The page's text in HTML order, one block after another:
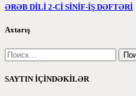
ƏRƏB DİLİ 2-Cİ SİNİF-İŞ DƏFTƏRİ
Axtarış
SAYTIN İÇİNDƏKİLƏR